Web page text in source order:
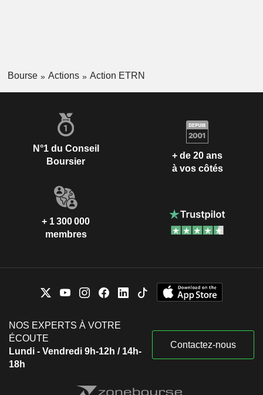
Bourse Actions Action ETRN
N°1 du Conseil
Boursier
+ de 20 ans
à vos côtés
+ 1 300 000
membres
NOS EXPERTS À VOTRE
ÉCOUTE
Lundi - Vendredi 9h-12h / 14h-
18h
Contactez-nous